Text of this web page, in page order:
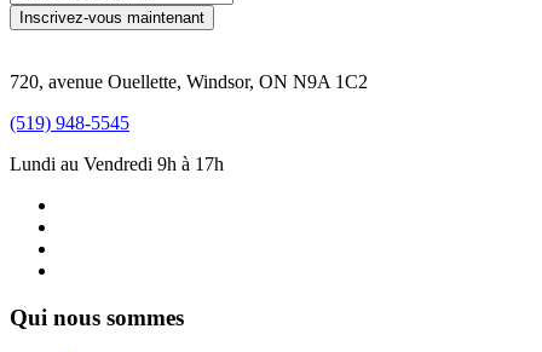
720, avenue Ouellette, Windsor, ON N9A 1C2
(519) 948-5545
Lundi au Vendredi 9h à 17h
Qui nous sommes